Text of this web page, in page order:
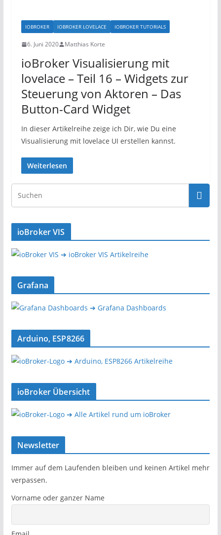
IOBROKER IOBROKER LOVELACE IOBROKER TUTORIALS
6. Juni 2020 Matthias Korte
ioBroker Visualisierung mit
lovelace – Teil 16 – Widgets zur
Steuerung von Aktoren – Das
Button-Card Widget
In dieser Artikelreihe zeige ich Dir, wie Du eine
Visualisierung mit lovelace UI erstellen kannst.
Weiterlesen
ioBroker VIS
➔ ioBroker VIS Artikelreihe
Grafana
➔ Grafana Dashboards
Arduino, ESP8266
➔ Arduino, ESP8266 Artikelreihe
ioBroker Übersicht
➔ Alle Artikel rund um ioBroker
Newsletter
Immer auf dem Laufenden bleiben und keinen Artikel mehr
verpassen.
Vorname oder ganzer Name